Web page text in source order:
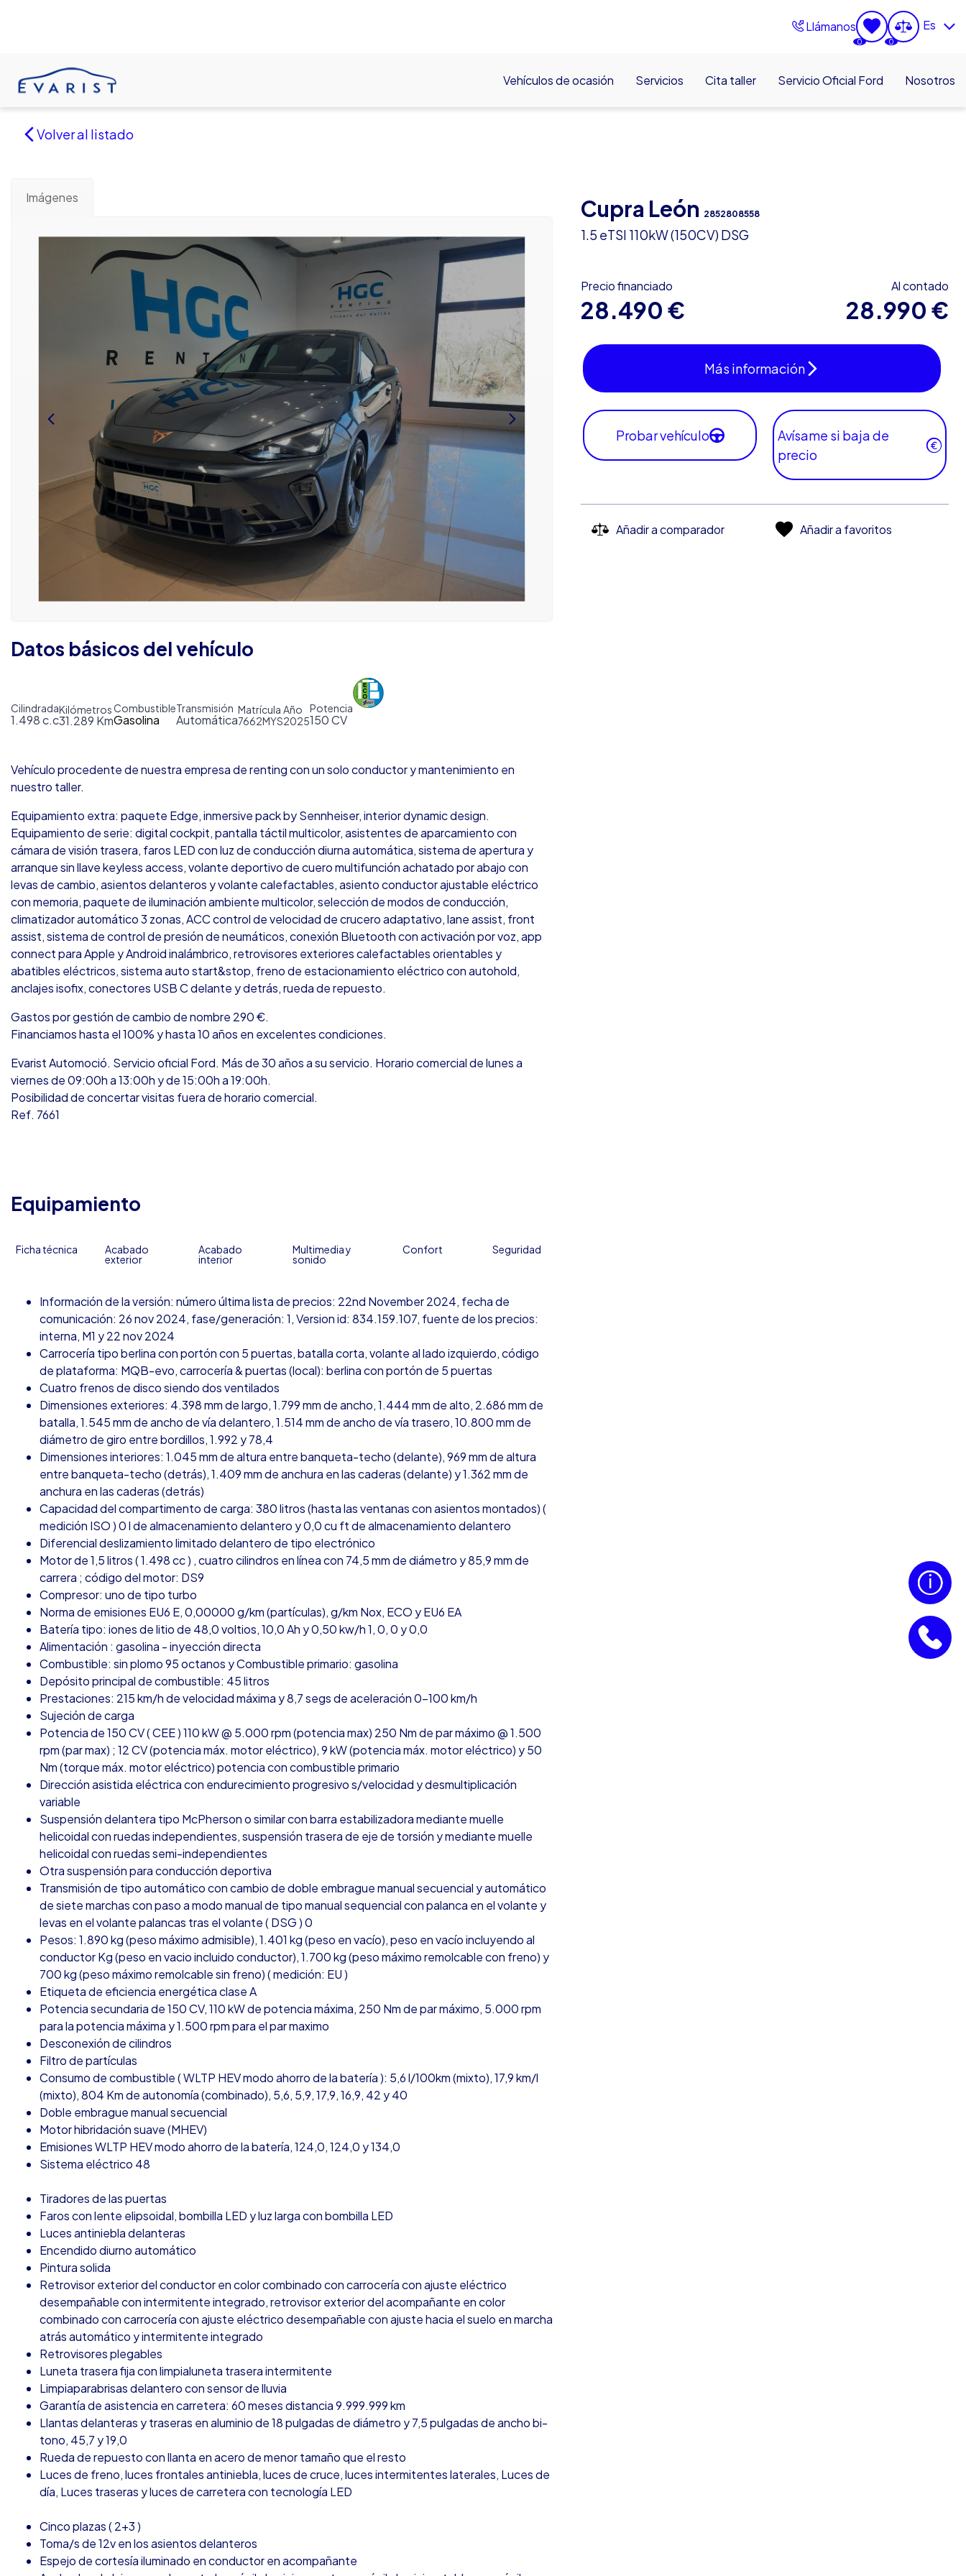
Llámanos
0 0
Es
Vehículos de ocasión Servicios Cita taller Servicio Oficial Ford Nosotros
Volver al listado
Imágenes Cupra León 2852808558
1.5 eTSI 110kW (150CV) DSG
Precio financiado
28.490 €
Al contado
28.990 €
Más información
Probar vehículo
Avísame si baja de
precio
Añadir a comparador Añadir a favoritos
Datos básicos del vehículo
Cilindrada
1.498 c.c
Kilómetros
31.289 Km
Combustible
Gasolina
Transmisión
Automática
Matrícula
7662MYS
Año
2025
Potencia
150 CV
Vehículo procedente de nuestra empresa de renting con un solo conductor y mantenimiento en
nuestro taller.
Equipamiento extra: paquete Edge, inmersive pack by Sennheiser, interior dynamic design.
Equipamiento de serie: digital cockpit, pantalla táctil multicolor, asistentes de aparcamiento con
cámara de visión trasera, faros LED con luz de conducción diurna automática, sistema de apertura y
arranque sin llave keyless access, volante deportivo de cuero multifunción achatado por abajo con
levas de cambio, asientos delanteros y volante calefactables, asiento conductor ajustable eléctrico
con memoria, paquete de iluminación ambiente multicolor, selección de modos de conducción,
climatizador automático 3 zonas, ACC control de velocidad de crucero adaptativo, lane assist, front
assist, sistema de control de presión de neumáticos, conexión Bluetooth con activación por voz, app
connect para Apple y Android inalámbrico, retrovisores exteriores calefactables orientables y
abatibles eléctricos, sistema auto start&stop, freno de estacionamiento eléctrico con autohold,
anclajes isofix, conectores USB C delante y detrás, rueda de repuesto.
Gastos por gestión de cambio de nombre 290 €.
Financiamos hasta el 100% y hasta 10 años en excelentes condiciones.
Evarist Automoció. Servicio oficial Ford. Más de 30 años a su servicio. Horario comercial de lunes a
viernes de 09:00h a 13:00h y de 15:00h a 19:00h.
Posibilidad de concertar visitas fuera de horario comercial.
Ref. 7661
Equipamiento
Ficha técnica
Información de la versión: número última lista de precios: 22nd November 2024, fecha de
comunicación: 26 nov 2024, fase/generación: 1, Version id: 834.159.107, fuente de los precios:
interna, M1 y 22 nov 2024
Carrocería tipo berlina con portón con 5 puertas, batalla corta, volante al lado izquierdo, código
de plataforma: MQB-evo, carrocería & puertas (local): berlina con portón de 5 puertas
Cuatro frenos de disco siendo dos ventilados
Dimensiones exteriores: 4.398 mm de largo, 1.799 mm de ancho, 1.444 mm de alto, 2.686 mm de
batalla, 1.545 mm de ancho de vía delantero, 1.514 mm de ancho de vía trasero, 10.800 mm de
diámetro de giro entre bordillos, 1.992 y 78,4
Dimensiones interiores: 1.045 mm de altura entre banqueta-techo (delante), 969 mm de altura
entre banqueta-techo (detrás), 1.409 mm de anchura en las caderas (delante) y 1.362 mm de
anchura en las caderas (detrás)
Capacidad del compartimento de carga: 380 litros (hasta las ventanas con asientos montados) (
medición ISO ) 0 l de almacenamiento delantero y 0,0 cu ft de almacenamiento delantero
Diferencial deslizamiento limitado delantero de tipo electrónico
Motor de 1,5 litros ( 1.498 cc ) , cuatro cilindros en línea con 74,5 mm de diámetro y 85,9 mm de
carrera ; código del motor: DS9
Compresor: uno de tipo turbo
Norma de emisiones EU6 E, 0,00000 g/km (partículas), g/km Nox, ECO y EU6 EA
Batería tipo: iones de litio de 48,0 voltios, 10,0 Ah y 0,50 kw/h 1, 0, 0 y 0,0
Alimentación : gasolina - inyección directa
Combustible: sin plomo 95 octanos y Combustible primario: gasolina
Depósito principal de combustible: 45 litros
Prestaciones: 215 km/h de velocidad máxima y 8,7 segs de aceleración 0-100 km/h
Sujeción de carga
Potencia de 150 CV ( CEE ) 110 kW @ 5.000 rpm (potencia max) 250 Nm de par máximo @ 1.500
rpm (par max) ; 12 CV (potencia máx. motor eléctrico), 9 kW (potencia máx. motor eléctrico) y 50
Nm (torque máx. motor eléctrico) potencia con combustible primario
Dirección asistida eléctrica con endurecimiento progresivo s/velocidad y desmultiplicación
variable
Suspensión delantera tipo McPherson o similar con barra estabilizadora mediante muelle
helicoidal con ruedas independientes, suspensión trasera de eje de torsión y mediante muelle
helicoidal con ruedas semi-independientes
Otra suspensión para conducción deportiva
Transmisión de tipo automático con cambio de doble embrague manual secuencial y automático
de siete marchas con paso a modo manual de tipo manual sequencial con palanca en el volante y
levas en el volante palancas tras el volante ( DSG ) 0
Pesos: 1.890 kg (peso máximo admisible), 1.401 kg (peso en vacío), peso en vacío incluyendo al
conductor Kg (peso en vacio incluido conductor), 1.700 kg (peso máximo remolcable con freno) y
700 kg (peso máximo remolcable sin freno) ( medición: EU )
Etiqueta de eficiencia energética clase A
Potencia secundaria de 150 CV, 110 kW de potencia máxima, 250 Nm de par máximo, 5.000 rpm
para la potencia máxima y 1.500 rpm para el par maximo
Desconexión de cilindros
Filtro de partículas
Consumo de combustible ( WLTP HEV modo ahorro de la batería ): 5,6 l/100km (mixto), 17,9 km/l
(mixto), 804 Km de autonomía (combinado), 5,6, 5,9, 17,9, 16,9, 42 y 40
Doble embrague manual secuencial
Motor hibridación suave (MHEV)
Emisiones WLTP HEV modo ahorro de la batería, 124,0, 124,0 y 134,0
Sistema eléctrico 48
Acabado
exterior
Tiradores de las puertas
Faros con lente elipsoidal, bombilla LED y luz larga con bombilla LED
Luces antiniebla delanteras
Encendido diurno automático
Pintura solida
Retrovisor exterior del conductor en color combinado con carrocería con ajuste eléctrico
desempañable con intermitente integrado, retrovisor exterior del acompañante en color
combinado con carrocería con ajuste eléctrico desempañable con ajuste hacia el suelo en marcha
atrás automático y intermitente integrado
Retrovisores plegables
Luneta trasera fija con limpialuneta trasera intermitente
Limpiaparabrisas delantero con sensor de lluvia
Garantía de asistencia en carretera: 60 meses distancia 9.999.999 km
Llantas delanteras y traseras en aluminio de 18 pulgadas de diámetro y 7,5 pulgadas de ancho bi-
tono, 45,7 y 19,0
Rueda de repuesto con llanta en acero de menor tamaño que el resto
Luces de freno, luces frontales antiniebla, luces de cruce, luces intermitentes laterales, Luces de
día, Luces traseras y luces de carretera con tecnología LED
Acabado
interior
Cinco plazas ( 2+3 )
Toma/s de 12v en los asientos delanteros
Espejo de cortesía iluminado en conductor en acompañante
Multimedia y
sonido
Confort Seguridad